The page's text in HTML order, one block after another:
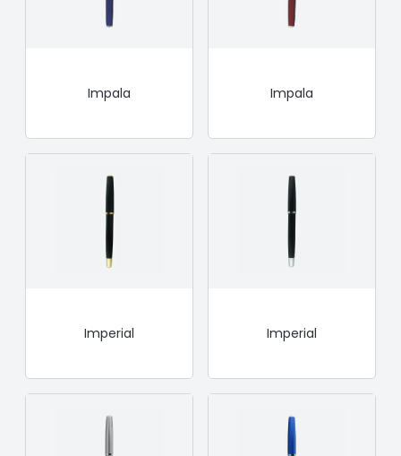
Impala Impala
Imperial Imperial